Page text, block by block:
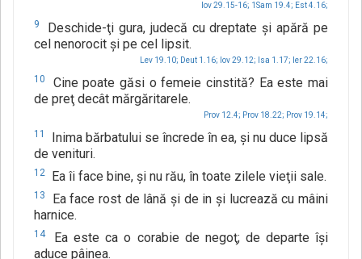
Iov 29.15-16; 1Sam 19.4; Est 4.16;
9
Deschide-ţi gura, judecă cu dreptate şi apără pe
cel nenorocit şi pe cel lipsit.
Lev 19.10; Deut 1.16; Iov 29.12; Isa 1.17; Ier 22.16;
10
Cine poate găsi o femeie cinstită? Ea este mai
de preţ decât mărgăritarele.
Prov 12.4; Prov 18.22; Prov 19.14;
11
Inima bărbatului se încrede în ea, şi nu duce lipsă
de venituri.
12 Ea îi face bine, şi nu rău, în toate zilele vieţii sale.
13
Ea face rost de lână şi de in şi lucrează cu mâini
harnice.
14
Ea este ca o corabie de negoţ; de departe îşi
aduce pâinea.